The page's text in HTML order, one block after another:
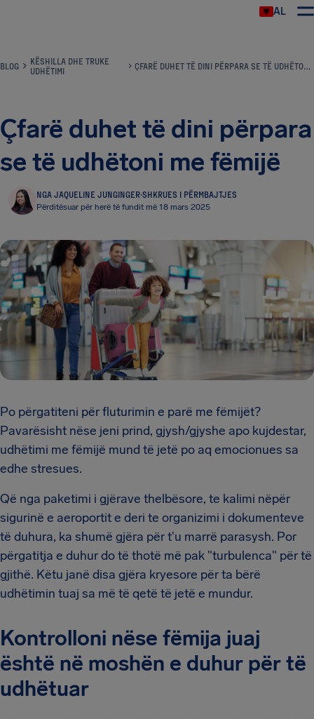
AL
BLOG
KËSHILLA DHE TRUKE
UDHËTIMI
ÇFARË DUHET TË DINI PËRPARA SE TË UDHËTONI ME FËMIJË
Çfarë duhet të dini përpara
se të udhëtoni me fëmijë
NGA JAQUELINE JUNGINGER·SHKRUES I PËRMBAJTJES
Përditësuar për herë të fundit më 18 mars 2025
Po përgatiteni për fluturimin e parë me fëmijët?
Pavarësisht nëse jeni prind, gjysh/gjyshe apo kujdestar,
udhëtimi me fëmijë mund të jetë po aq emocionues sa
edhe stresues.
Që nga paketimi i gjërave thelbësore, te kalimi nëpër
sigurinë e aeroportit e deri te organizimi i dokumenteve
të duhura, ka shumë gjëra për t'u marrë parasysh. Por
përgatitja e duhur do të thotë më pak "turbulenca" për të
gjithë. Këtu janë disa gjëra kryesore për ta bërë
udhëtimin tuaj sa më të qetë të jetë e mundur.
Kontrolloni nëse fëmija juaj
është në moshën e duhur për të
udhëtuar